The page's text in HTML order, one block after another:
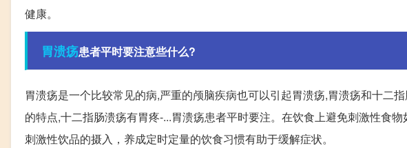
健康。
胃溃疡患者平时要注意些什么?
胃溃疡是一个比较常见的病,严重的颅脑疾病也可以引起胃溃疡,胃溃疡和十二
的特点,十二指肠溃疡有胃疼-...胃溃疡患者平时要注。在饮食上避免刺激性食
刺激性饮品的摄入，养成定时定量的饮食习惯有助于缓解症状。